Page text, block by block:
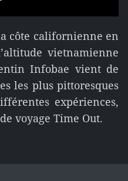
côte californienne en
vietnamienne
Infobae vient de
les plus pittoresques
expériences,
voyage Time Out.